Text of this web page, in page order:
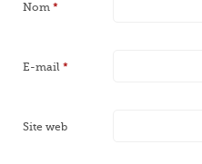
Nom *
E-mail *
Site web